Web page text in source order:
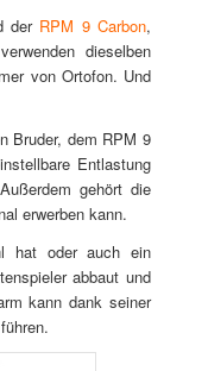
der RPM 9 Carbon,
dieselben
von Ortofon. Und
Bruder, dem RPM 9
Entlastung
gehört die
erwerben kann.
hat oder auch ein
abbaut und
kann dank seiner